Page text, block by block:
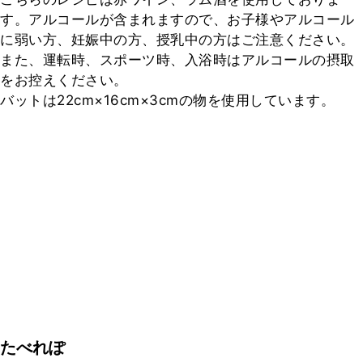
す。アルコールが含まれますので、お子様やアルコール
に弱い方、妊娠中の方、授乳中の方はご注意ください。
また、運転時、スポーツ時、入浴時はアルコールの摂取
をお控えください。
バットは22cm×16cm×3cmの物を使用しています。
たべれぽ